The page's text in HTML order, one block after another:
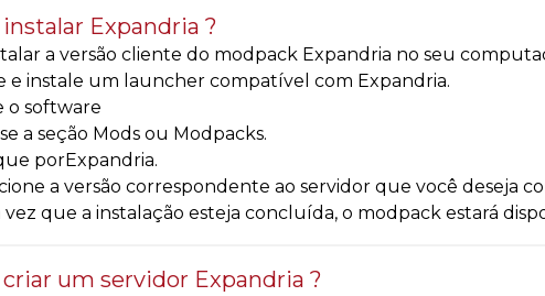
Expandria ?
a versão cliente do modpack Expandria no seu
e instale um launcher compatível com Expandria.
o software
a seção Mods ou Modpacks.
porExpandria.
a versão correspondente ao servidor que você deseja
vez que a instalação esteja concluída, o modpack estará
um servidor Expandria ?